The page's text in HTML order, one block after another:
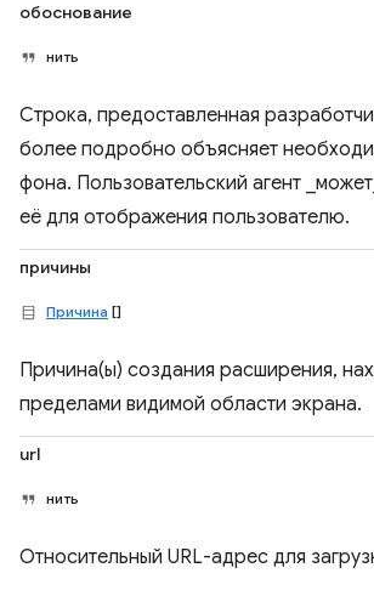
обоснование
нить
Строка, предоставленная
более подробно объясняет
фона. Пользовательский агент
её для отображения пользователю.
причины
Причина []
Причина(ы) создания расширения,
пределами видимой области экрана.
url
нить
Относительный URL-адрес для